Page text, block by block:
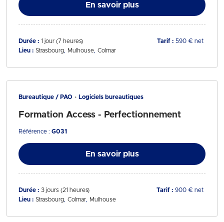
En savoir plus
Durée : 1 jour (7 heures) Tarif : 590 € net
Lieu : Strasbourg Mulhouse Colmar
Bureautique / PAO Logiciels bureautiques
Formation Access - Perfectionnement
Référence : G031
En savoir plus
Durée : 3 jours (21 heures) Tarif : 900 € net
Lieu : Strasbourg Colmar Mulhouse